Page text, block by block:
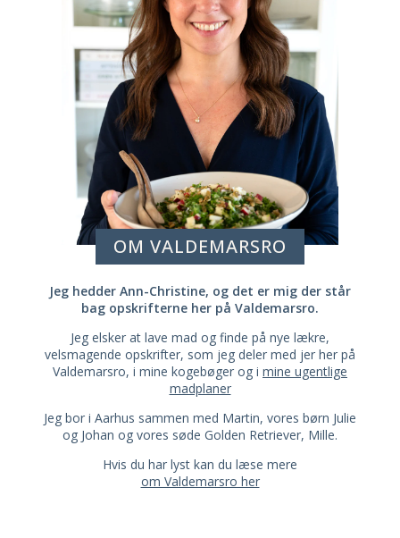
OM VALDEMARSRO
Jeg hedder Ann-Christine, og det er mig der står
bag opskrifterne her på Valdemarsro.
Jeg elsker at lave mad og finde på nye lækre,
velsmagende opskrifter, som jeg deler med jer her på
Valdemarsro, i mine kogebøger og i mine ugentlige
madplaner
Jeg bor i Aarhus sammen med Martin, vores børn Julie
og Johan og vores søde Golden Retriever, Mille.
Hvis du har lyst kan du læse mere
om Valdemarsro her